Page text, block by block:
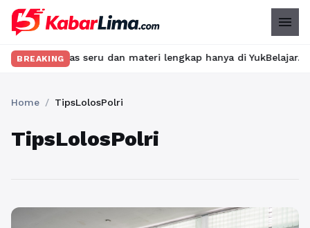
menu
BREAKING
kelas seru dan materi lengkap hanya di YukBelajar.com.
Home / TipsLolosPolri
TipsLolosPolri